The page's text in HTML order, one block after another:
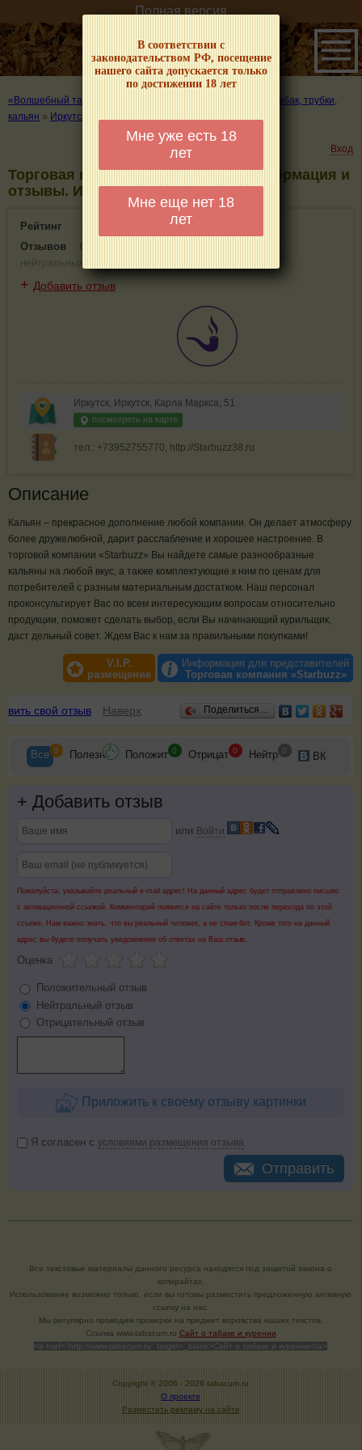
В соответствии с
законодательством РФ, посещение
нашего сайта допускается только
по достижении 18 лет
Мне уже есть 18
лет
Мне еще нет 18
лет
Полная версия
«Волшебный табачок» – о табаке и курении
Где купить табак, трубки,
кальян » Иркутск
Вход
Торговая компания «Starbuzz» - информация и
отзывы. Иркутск
Рейтинг
0(0)
Отзывов
0
нейтральных
+ Добавить отзыв
Иркутск, Иркутск, Карла Маркса, 51
посмотреть на карте
тел.: +73952755770, http://Starbuzz38.ru
Описание
Кальян – прекрасное дополнение любой компании. Он делает атмосферу
более дружелюбной, дарит расслабление и хорошее настроение. В
торговой компании «Starbuzz» Вы найдете самые разнообразные
кальяны на любой вкус, а также комплектующие к ним по ценам для
потребителей с разным материальным достатком. Наш персонал
проконсультирует Вас по всем интересующим вопросам относительно
продукции, поможет сделать выбор, если Вы начинающий курильщик,
даст дельный совет. Ждем Вас к нам за правильными покупками!
V.I.P.
размещение
Информация для представителей
Торговая компания «Starbuzz»
Отзывы
свой отзыв Наверх Поделиться…
Все 0 Полезн Положит 0 Отрицат 0 Нейтр 0 ВК
+ Добавить отзыв
или Войти
Пожалуйста, указывайте реальный e-mail адрес! На данный адрес будет отправлено письмо
с активационной ссылкой. Комментарий появится на сайте только после перехода по этой
ссылке. Нам важно знать, что вы реальный человек, а не спам-бот. Кроме того на данный
адрес вы будете получать уведомления об ответах на Ваш отзыв.
Оценка
Положительный отзыв
Нейтральный отзыв
Отрицательный отзыв
Приложить к своему отзыву картинки
Я согласен с условиями размещения отзыва
Отправить
Все текстовые материалы данного ресурса находятся под защитой закона о
копирайтах.
Использование возможно только, если вы готовы разместить предложенную активную
ссылку на нас.
Мы регулярно проводим проверки на предмет воровства наших текстов.
Cсылка www.tabacum.ru Сайт о табаке и курении
<a href="http://www.tabacum.ru" target=_blank>Сайт о табаке и курении</a>
Copyright © 2006 - 2026 tabacum.ru
О проекте
Разместить рекламу на сайте